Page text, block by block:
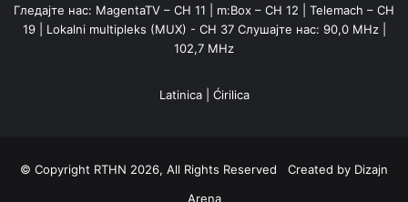
Гледајте нас: MagentaTV – CH 11 | m:Box – CH 12 | Telemach – CH
19 | Lokalni multipleks (MUX) - CH 37 Слушајте нас: 90,0 MHz |
102,7 MHz
Latinica| Ćirilica
© Copyright RTHN 2026, All Rights Reserved Created by Dizajn
Arena